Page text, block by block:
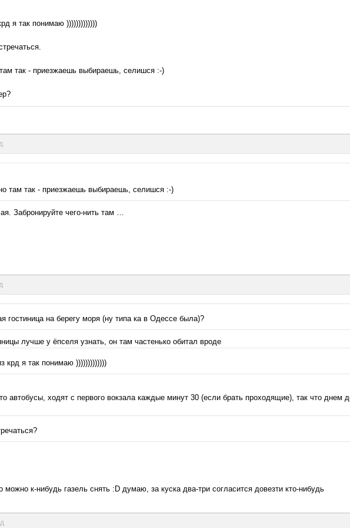
я так понимаю )))))))))))))
так - приезжаешь выбираешь, селишся :-)
там так - приезжаешь выбираешь, селишся :-)
Забронируйте чего-нить там …
гостиница на берегу моря (ну типа ка в Одессе была)?
лучше у ёпселя узнать, он там частенько обитал вроде
крд я так понимаю )))))))))))))
автобусы, ходят с первого вокзала каждые минут 30 (если брать проходящие), так что днем
к-нибудь газель снять :D думаю, за куска два-три согласится довезти кто-нибудь